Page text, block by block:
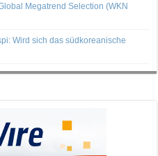
Megatrend Selection (WKN
Wird sich das südkoreanische